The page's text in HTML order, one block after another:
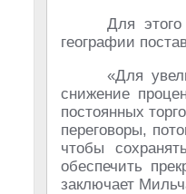
Для
географии
«Для
снижение
постоянных
переговоры,
чтобы
обеспечить
заключает